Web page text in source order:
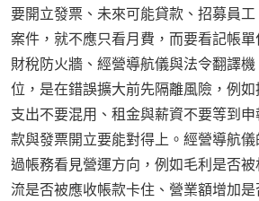
要開立發票、未來可能貸款、招募員
案件，就不應只看月費，而要看記帳
財稅防火牆、經營導航儀與法令翻譯
位，是在錯誤擴大前先隔離風險，例
支出不要混用、租金與薪資不要等到
款與發票開立要能對得上。經營導航
過帳務看見營運方向，例如毛利是否
流是否被應收帳款卡住、營業額增加